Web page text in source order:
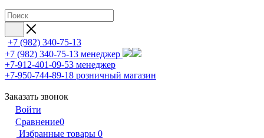
+7 (982) 340-75-13
+7 (982) 340-75-13 менеджер
+7-912-401-09-53 менеджер
+7-950-744-89-18 розничный магазин
Заказать звонок
Войти
Сравнение0
Избранные товары 0